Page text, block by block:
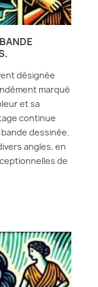
désignée
marqué
et sa
continue
dessinée.
angles, en
de